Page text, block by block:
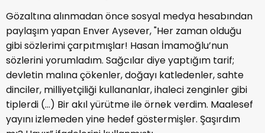
Gözaltına alınmadan önce sosyal medya hesabından
paylaşım yapan Enver Aysever, "Her zaman olduğu
gibi sözlerimi çarpıtmışlar! Hasan İmamoğlu’nun
sözlerini yorumladım. Sağcılar diye yaptığım tarif;
devletin malına çökenler, doğayı katledenler, sahte
dinciler, milliyetçiliği kullananlar, ihaleci zenginler gibi
tiplerdi (...) Bir akıl yürütme ile örnek verdim. Maalesef
yayını izlemeden yine hedef göstermişler. Şaşırdım